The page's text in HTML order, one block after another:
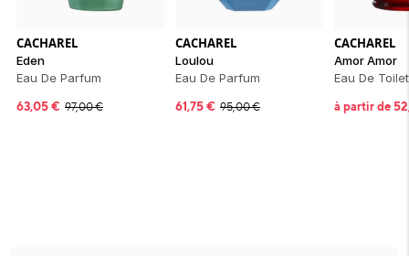
CACHAREL
Eden
Eau De Parfum
63,05€ 97,00€
CACHAREL
Loulou
Eau De Parfum
61,75€ 95,00€
CACHAREL
Amor Amor
Eau De
à partir de